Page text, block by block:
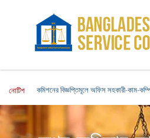
নোটিশ কমিশনের বিজ্ঞপ্তিমূলে অফিস সহকারী-কাম-